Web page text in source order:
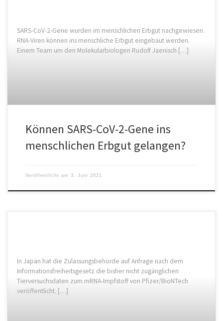
SARS-CoV-2-Gene wurden im menschlichen Erbgut nachgewiesen.
RNA-Viren können ins menschliche Erbgut eingebaut werden.
Einem Team um den Molekularbiologen Rudolf Jaenisch […]
Können SARS-CoV-2-Gene ins
menschlichen Erbgut gelangen?
Veröffentlicht am 3. Juni 2021
In Japan hat die Zulassungsbehörde auf Anfrage nach dem
Informationsfreiheitsgesetz die bisher nicht zugänglichen
Tierversuchsdaten zum mRNA-Impfstoff von Pfizer/BioNTech
veröffentlicht. […]